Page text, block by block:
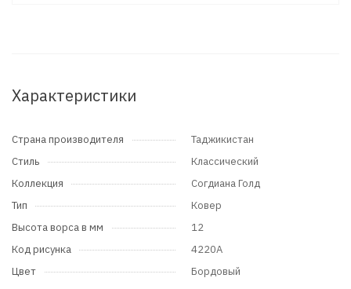
Характеристики
Страна производителя
Таджикистан
Стиль
Классический
Коллекция
Согдиана Голд
Тип
Ковер
Высота ворса в мм
12
Код рисунка
4220A
Цвет
Бордовый